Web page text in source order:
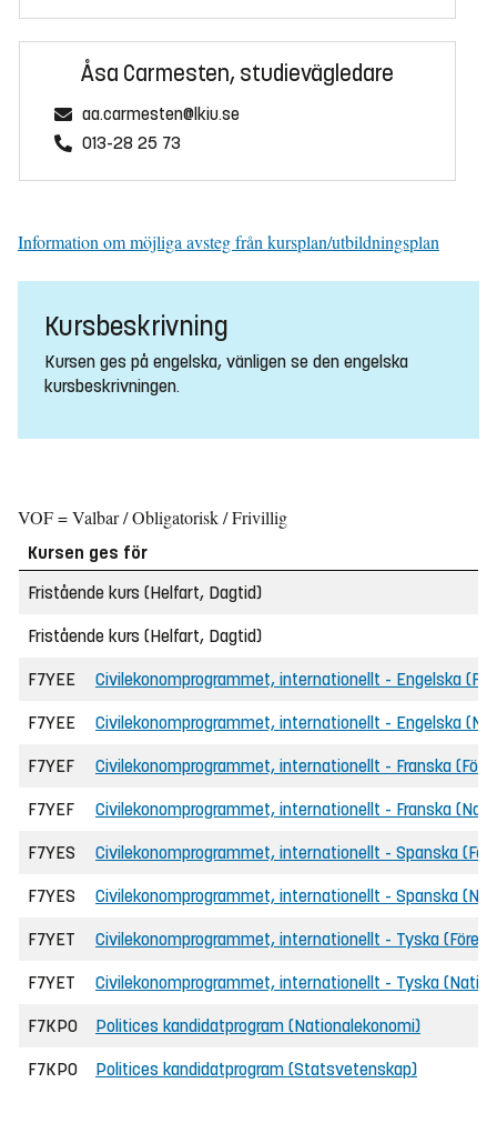
Åsa Carmesten, studievägledare
aa.carmesten@lkiu.se
013-28 25 73
Information om möjliga avsteg från kursplan/utbildningsplan
Kursbeskrivning
Kursen ges på engelska, vänligen se den engelska
kursbeskrivningen.
VOF = Valbar / Obligatorisk / Frivillig
Kursen ges för
Fristående kurs (Helfart, Dagtid)
Fristående kurs (Helfart, Dagtid)
F7YEE Civilekonomprogrammet, internationellt - Engelska
F7YEE Civilekonomprogrammet, internationellt - Engelska
F7YEF Civilekonomprogrammet, internationellt - Franska
F7YEF Civilekonomprogrammet, internationellt - Franska
F7YES Civilekonomprogrammet, internationellt - Spanska
F7YES Civilekonomprogrammet, internationellt - Spanska
F7YET Civilekonomprogrammet, internationellt - Tyska
F7YET Civilekonomprogrammet, internationellt - Tyska
F7KPO Politices kandidatprogram (Nationalekonomi)
F7KPO Politices kandidatprogram (Statsvetenskap)